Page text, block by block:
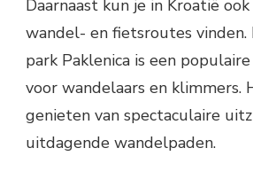
Daarnaast kun je in Kroatië
wandel- en fietsroutes
park Paklenica is een
voor wandelaars en klimmers.
genieten van spectaculaire
uitdagende wandelpaden.